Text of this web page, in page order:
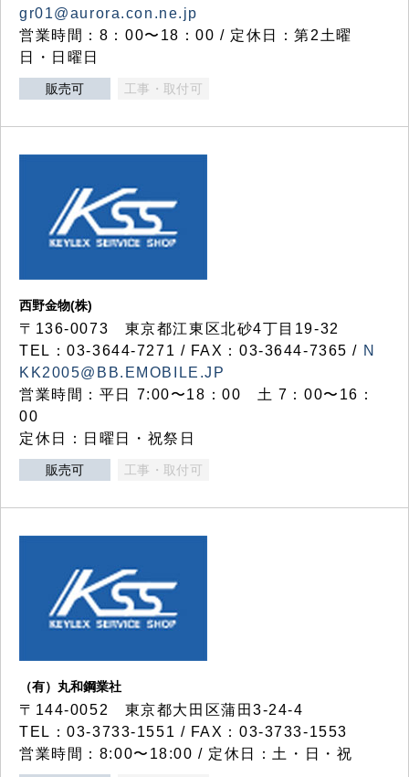
gr01@aurora.con.ne.jp
営業時間：8：00〜18：00 / 定休日：第2土曜
日・日曜日
販売可 工事・取付可
西野金物(株)
〒136-0073 東京都江東区北砂4丁目19-32
TEL：03‐3644‐7271 / FAX：03-3644-7365 / N
KK2005@BB.EMOBILE.JP
営業時間：平日 7:00〜18：00 土 7：00〜16：
00
定休日：日曜日・祝祭日
販売可 工事・取付可
（有）丸和鋼業社
〒144-0052 東京都大田区蒲田3-24-4
TEL：03-3733-1551 / FAX：03-3733-1553
営業時間：8:00〜18:00 / 定休日：土・日・祝